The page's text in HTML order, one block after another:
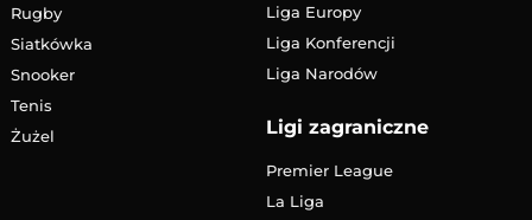
Rugby
Siatkówka
Snooker
Tenis
Żużel
Liga Europy
Liga Konferencji
Liga Narodów
Ligi zagraniczne
Premier League
La Liga